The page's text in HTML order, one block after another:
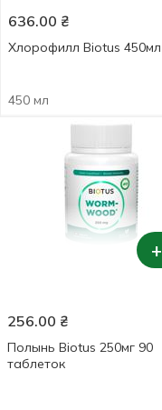
636.00 ₴
Хлорофилл Biotus 450мл
450 мл
+
256.00 ₴
Полынь Biotus 250мг 90
таблеток